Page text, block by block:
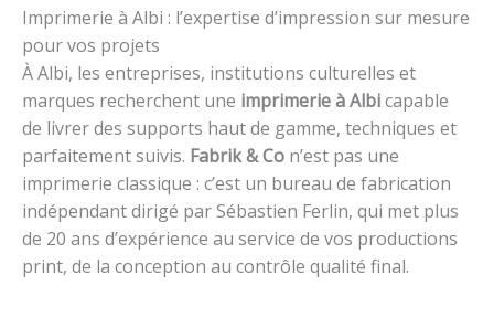
Imprimerie à Albi : l’expertise d’impression sur mesure
pour vos projets
À Albi, les entreprises, institutions culturelles et
marques recherchent une imprimerie à Albicapable
de livrer des supports haut de gamme, techniques et
parfaitement suivis. Fabrik & Co n’est pas une
imprimerie classique : c’est un bureau de fabrication
indépendant dirigé par Sébastien Ferlin, qui met plus
de 20 ans d’expérience au service de vos productions
print, de la conception au contrôle qualité final.